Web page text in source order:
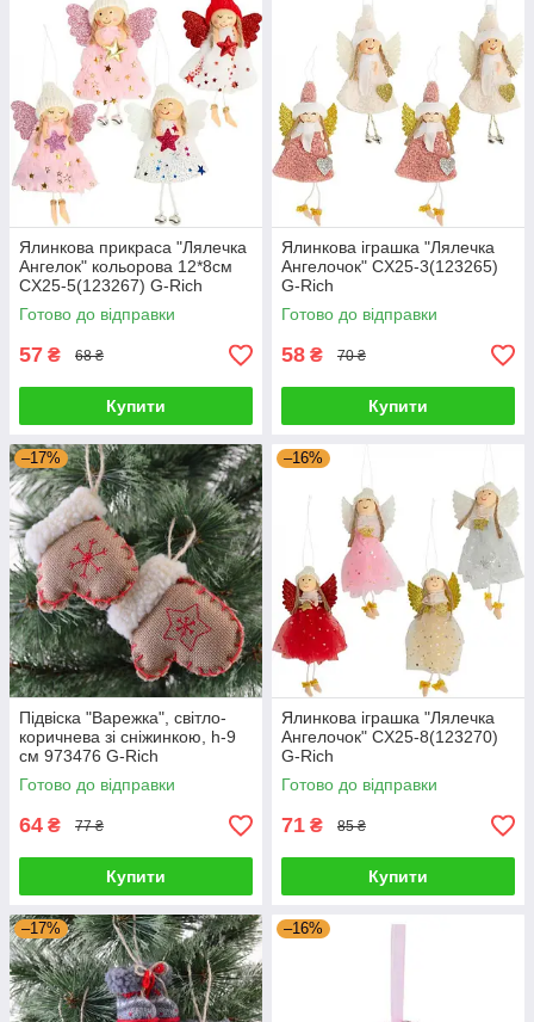
Ялинкова прикраса "Лялечка
Ангелок" кольорова 12*8см
CX25-5(123267) G-Rich
Готово до відправки
57 ₴ 68 ₴
Купити
Ялинкова іграшка "Лялечка
Ангелочок" CX25-3(123265)
G-Rich
Готово до відправки
58 ₴ 70 ₴
Купити
–17%
Підвіска "Варежка", світло-
коричнева зі сніжинкою, h-9
см 973476 G-Rich
Готово до відправки
64 ₴ 77 ₴
Купити
–16%
Ялинкова іграшка "Лялечка
Ангелочок" CX25-8(123270)
G-Rich
Готово до відправки
71 ₴ 85 ₴
Купити
–17% –16%